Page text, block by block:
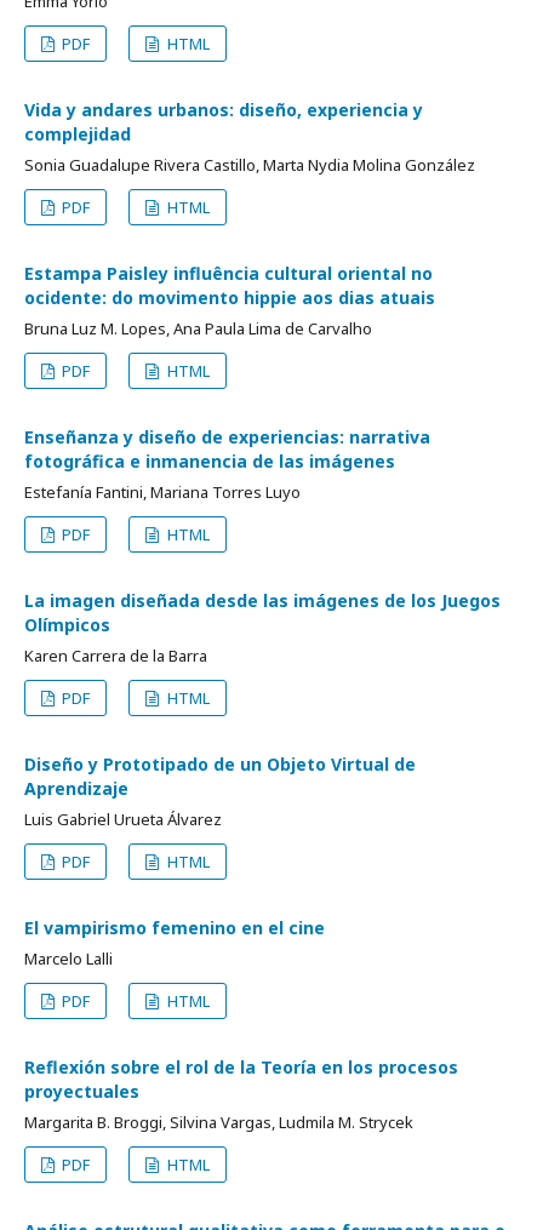
PDF
HTML
Vida y andares urbanos: diseño, experiencia y
complejidad
Sonia Guadalupe Rivera Castillo, Marta Nydia Molina González
PDF
HTML
Estampa Paisley influência cultural oriental no
ocidente: do movimento hippie aos dias atuais
Bruna Luz M. Lopes, Ana Paula Lima de Carvalho
PDF
HTML
Enseñanza y diseño de experiencias: narrativa
fotográfica e inmanencia de las imágenes
Estefanía Fantini, Mariana Torres Luyo
PDF
HTML
La imagen diseñada desde las imágenes de los Juegos
Olímpicos
Karen Carrera de la Barra
PDF
HTML
Diseño y Prototipado de un Objeto Virtual de
Aprendizaje
Luis Gabriel Urueta Álvarez
PDF
HTML
El vampirismo femenino en el cine
Marcelo Lalli
PDF
HTML
Reflexión sobre el rol de la Teoría en los procesos
proyectuales
Margarita B. Broggi, Silvina Vargas, Ludmila M. Strycek
PDF
HTML